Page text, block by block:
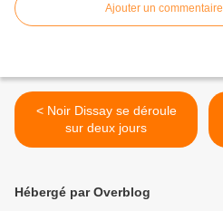
Ajouter un commentaire
< Noir Dissay se déroule
sur deux jours
Hébergé par Overblog